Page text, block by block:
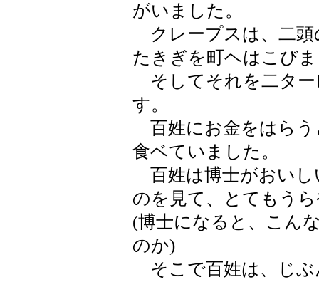
がいました。
クレープスは、二頭
たきぎを町ヘはこび
そしてそれを二ター
す。
百姓にお金をはらう
食ベていました。
百姓は博士がおいし
のを見て、とてもう
(博士になると、こん
のか)
そこで百姓は、じぶ